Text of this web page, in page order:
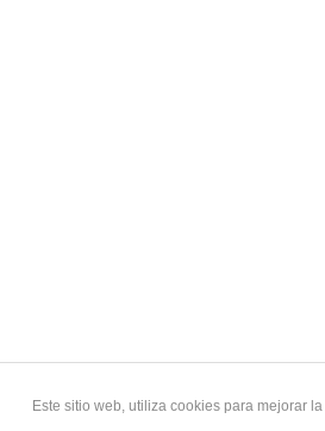
Este sitio web, utiliza cookies para mejorar